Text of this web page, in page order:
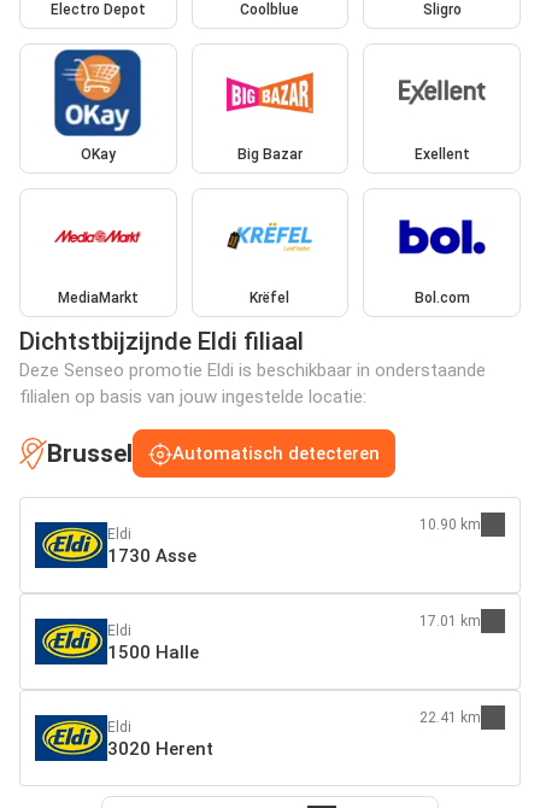
Electro Depot Coolblue Sligro
OKay Big Bazar Exellent
MediaMarkt Krëfel Bol.com
Dichtstbijzijnde Eldi filiaal
Deze Senseo promotie Eldi is beschikbaar in onderstaande
filialen op basis van jouw ingestelde locatie:
Brussel Automatisch detecteren
Eldi
1730 Asse
10.90 km
Eldi
1500 Halle
17.01 km
Eldi
3020 Herent
22.41 km